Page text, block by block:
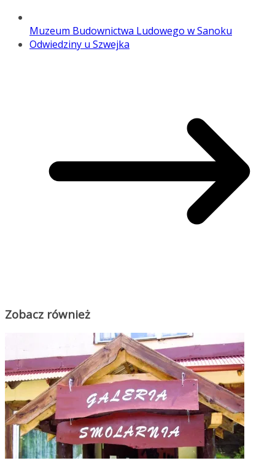
Muzeum Budownictwa Ludowego w Sanoku
Odwiedziny u Szwejka
Zobacz również